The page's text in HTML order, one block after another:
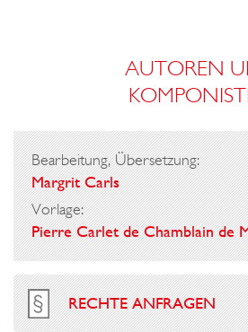
AUTOREN
Bearbeitung, Übersetzung:
Margrit Carls
Vorlage:
Pierre Carlet de Chamblain de
RECHTE ANFRAGEN